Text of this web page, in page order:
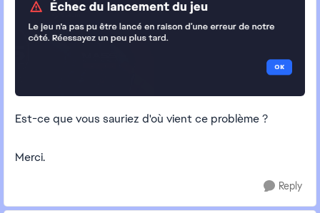
Est-ce que vous sauriez d'où vient ce problème ?
Merci.
Reply